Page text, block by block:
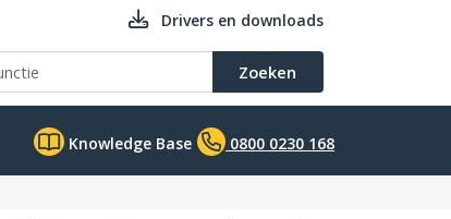
Drivers en downloads
Zoeken
Knowledge Base 0800 0230 168